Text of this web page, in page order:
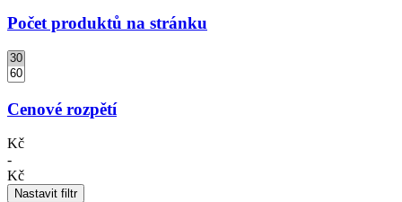
Počet produktů na stránku
Cenové rozpětí
Kč
-
Kč
Nastavit filtr